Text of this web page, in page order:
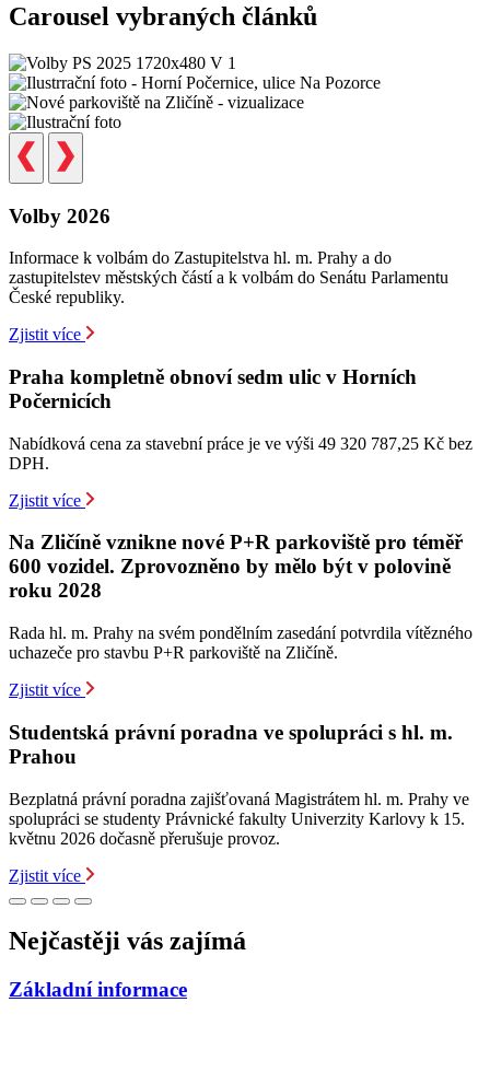
Carousel vybraných článků
Volby 2026
Informace k volbám do Zastupitelstva hl. m. Prahy a do
zastupitelstev městských částí a k volbám do Senátu Parlamentu
České republiky.
Zjistit více
Praha kompletně obnoví sedm ulic v Horních
Počernicích
Nabídková cena za stavební práce je ve výši 49 320 787,25 Kč bez
DPH.
Zjistit více
Na Zličíně vznikne nové P+R parkoviště pro téměř
600 vozidel. Zprovozněno by mělo být v polovině
roku 2028
Rada hl. m. Prahy na svém pondělním zasedání potvrdila vítězného
uchazeče pro stavbu P+R parkoviště na Zličíně.
Zjistit více
Studentská právní poradna ve spolupráci s hl. m.
Prahou
Bezplatná právní poradna zajišťovaná Magistrátem hl. m. Prahy ve
spolupráci se studenty Právnické fakulty Univerzity Karlovy k 15.
květnu 2026 dočasně přerušuje provoz.
Zjistit více
Nejčastěji vás zajímá
Základní informace